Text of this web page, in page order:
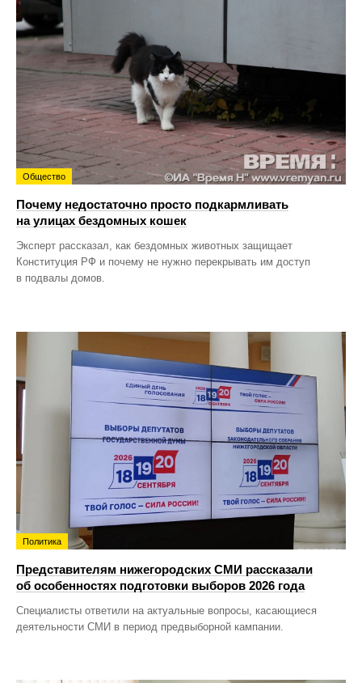
Общество
Почему недостаточно просто подкармливать
на улицах бездомных кошек
Эксперт рассказал, как бездомных животных защищает
Конституция РФ и почему не нужно перекрывать им доступ
в подвалы домов.
Политика
Представителям нижегородских СМИ рассказали
об особенностях подготовки выборов 2026 года
Специалисты ответили на актуальные вопросы, касающиеся
деятельности СМИ в период предвыборной кампании.